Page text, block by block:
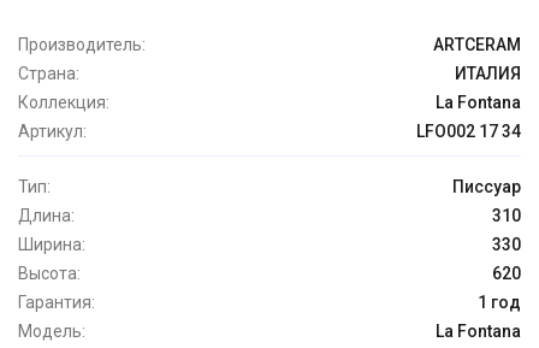
Производитель:
ARTCERAM
Страна:
ИТАЛИЯ
Коллекция:
La Fontana
Артикул:
LFO002 17 34
Тип:
Писсуар
Длина:
310
Ширина:
330
Высота:
620
Гарантия:
1 год
Модель:
La Fontana